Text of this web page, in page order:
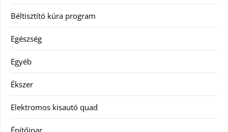
Béltisztító kúra program
Egészség
Egyéb
Ékszer
Elektromos kisautó quad
Építőipar